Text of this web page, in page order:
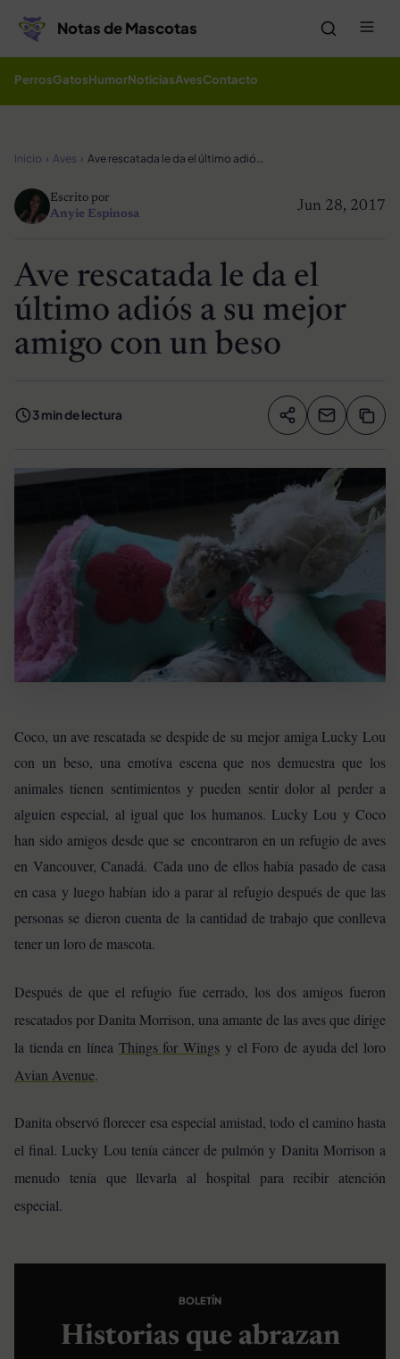
Notas de Mascotas
PerrosGatosHumorNoticiasAvesContacto
Inicio Aves Ave rescatada le da el último adiós a su mejor amigo con un beso
Jun 28, 2017
Escrito por
Anyie Espinosa
Ave rescatada le da el
último adiós a su mejor
amigo con un beso
3 min de lectura Compartir
Coco, un ave rescatada se despide de su mejor amiga Lucky Lou
con un beso, una emotiva escena que nos demuestra que los
animales tienen sentimientos y pueden sentir dolor al perder a
alguien especial, al igual que los humanos. Lucky Lou y Coco
han sido amigos desde que se encontraron en un refugio de aves
en Vancouver, Canadá. Cada uno de ellos había pasado de casa
en casa y luego habían ido a parar al refugio después de que las
personas se dieron cuenta de la cantidad de trabajo que conlleva
tener un loro de mascota.
Después de que el refugio fue cerrado, los dos amigos fueron
rescatados por Danita Morrison, una amante de las aves que dirige
la tienda en línea Things for Wings y el Foro de ayuda del loro
Avian Avenue.
Danita observó florecer esa especial amistad, todo el camino hasta
el final. Lucky Lou tenía cáncer de pulmón y Danita Morrison a
menudo tenía que llevarla al hospital para recibir atención
especial.
BOLETÍN
Historias que abrazan